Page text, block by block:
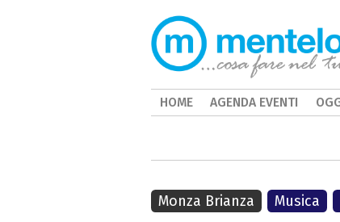
Monza Brianza Musica
HOME AGENDA EVENTI